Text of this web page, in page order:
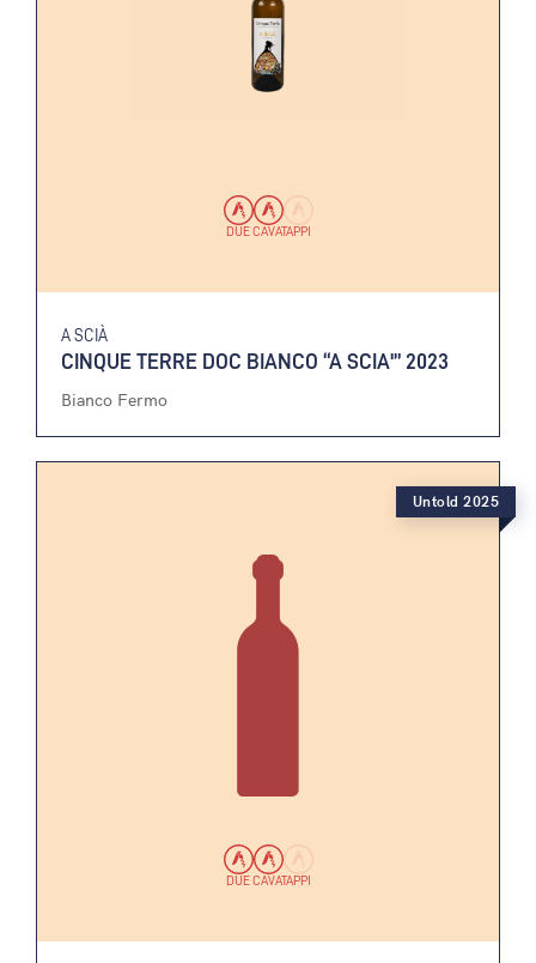
DUE CAVATAPPI
A SCIÀ
CINQUE TERRE DOC BIANCO “A SCIA'” 2023
Bianco Fermo
DUE CAVATAPPI
Untold 2025